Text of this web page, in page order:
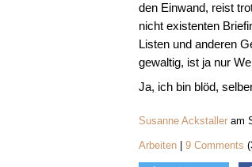
den Einwand, reist
nicht existenten
Listen und anderen
gewaltig, ist ja nur
Ja, ich bin blöd,
Susanne Ackstalleram
Arbeiten 9 Comments